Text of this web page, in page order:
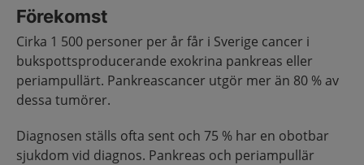
Förekomst
Cirka 1 500 personer per år får i Sverige cancer i
bukspottsproducerande exokrina pankreas eller
periampullärt. Pankreascancer utgör mer än 80 % av
dessa tumörer.
Diagnosen ställs ofta sent och 75 % har en obotbar
sjukdom vid diagnos. Pankreas och periampullär